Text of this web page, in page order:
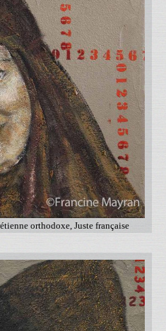
orthodoxe, Juste française